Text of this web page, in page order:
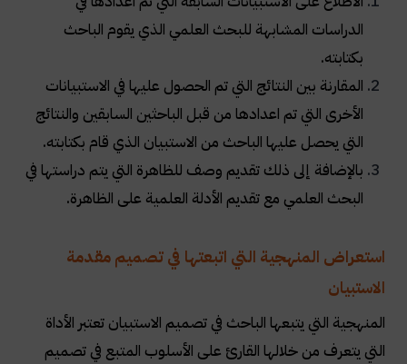
الدراسات المشابهة للبحث العلمي الذي يقوم الباحث
بكتابته.
المقارنة بين النتائج التي تم الحصول عليها في الاستبيانات
الأخرى التي تم اعدادها من قبل الباحثين السابقين والنتائج
التي يحصل عليها الباحث من الاستبيان الذي قام بكتابته.
بالإضافة إلى ذلك تقديم وصف للظاهرة التي يتم دراستها في
البحث العلمي مع تقديم الأدلة العلمية على الظاهرة.
استعراض المنهجية التي اتبعتها في تصميم مقدمة
الاستبيان
المنهجية التي يتبعها الباحث في تصميم الاستبيان تعتبر الأداة
التي يتعرف من خلالها القارئ على الأسلوب المتبع في تصميم